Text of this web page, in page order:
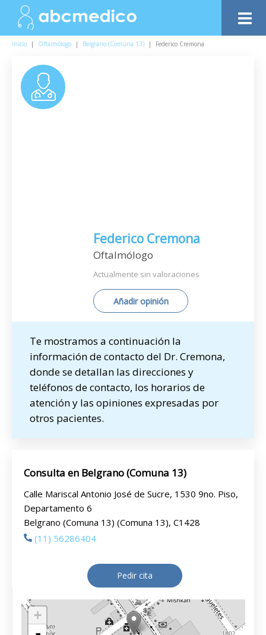
Inicio | Oftalmólogo | Belgrano (Comuna 13) | Federico Cremona
Federico Cremona
Oftalmólogo
Actualmente sin valoraciones
Añadir opinión
Te mostramos a continuación la
información de contacto del Dr. Cremona,
donde se detallan las direcciones y
teléfonos de contacto, los horarios de
atención y las opiniones expresadas por
otros pacientes.
Consulta en Belgrano (Comuna 13)
Calle Mariscal Antonio José de Sucre, 1530 9no. Piso,
Departamento 6
Belgrano (Comuna 13) (Comuna 13), C1428
(11) 56286404
Pedir cita
+